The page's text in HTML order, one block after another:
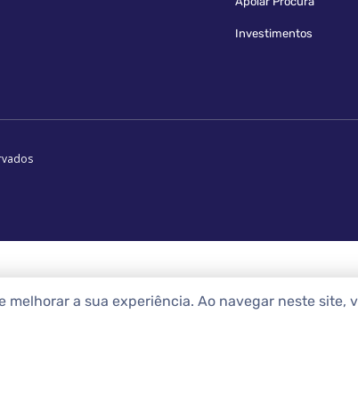
Investimentos
melhorar a sua experiência. Ao navegar neste site,